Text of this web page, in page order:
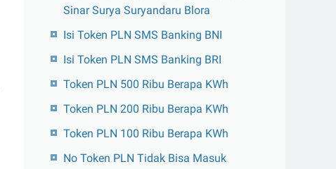
Sinar Surya Suryandaru Blora
Isi Token PLN SMS Banking BNI
Isi Token PLN SMS Banking BRI
Token PLN 500 Ribu Berapa KWh
Token PLN 200 Ribu Berapa KWh
Token PLN 100 Ribu Berapa KWh
No Token PLN Tidak Bisa Masuk